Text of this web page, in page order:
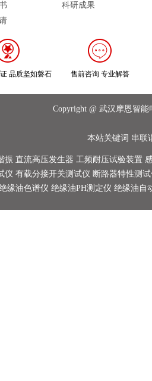
科研成果
品质坚如磐石 售前咨询 专业解答
Copyright @ 武汉摩恩智
本站关键词 串联
振 直流高压发生器 工频耐压试验装置
仪 有载分接开关测试仪 断路器特性测
缘油色谱仪 绝缘油PH测定仪 绝缘油自